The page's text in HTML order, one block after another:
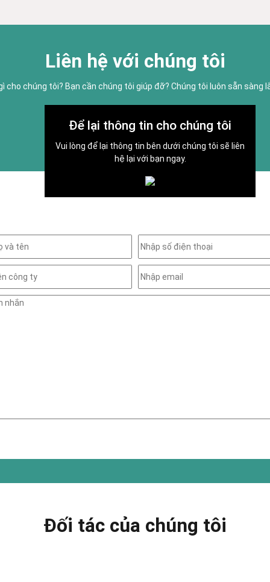
Liên hệ với chúng tôi
cho chúng tôi? Bạn cần chúng tôi giúp đỡ? Chúng tôi luôn sẵn sàng
Để lại thông tin cho chúng tôi
Vui lòng để lại thông tin bên dưới chúng tôi sẽ liên
hệ lại với bạn ngay.
Đối tác của chúng tôi